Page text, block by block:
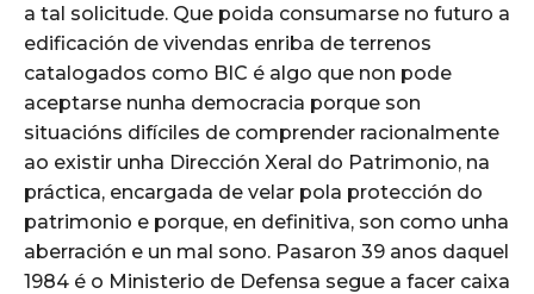
a tal solicitude. Que poida consumarse no futuro a
edificación de vivendas enriba de terrenos
catalogados como BIC é algo que non pode
aceptarse nunha democracia porque son
situacións difíciles de comprender racionalmente
ao existir unha Dirección Xeral do Patrimonio, na
práctica, encargada de velar pola protección do
patrimonio e porque, en definitiva, son como unha
aberración e un mal sono. Pasaron 39 anos daquel
1984 é o Ministerio de Defensa segue a facer caixa